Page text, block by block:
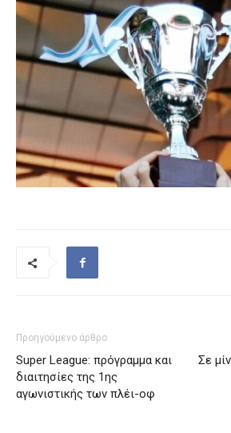
Προηγούμενο άρθρο
Super League: πρόγραμμα και
διαιτησίες της 1ης
αγωνιστικής των πλέι-οφ
Σε